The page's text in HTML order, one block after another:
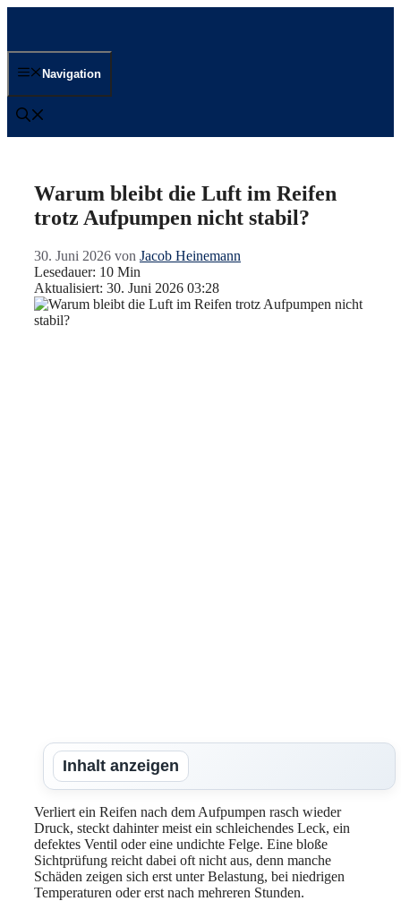
Navigation
Warum bleibt die Luft im Reifen
trotz Aufpumpen nicht stabil?
30. Juni 2026 von Jacob Heinemann
Lesedauer: 10 Min
Aktualisiert: 30. Juni 2026 03:28
Inhalt anzeigen
Verliert ein Reifen nach dem Aufpumpen rasch wieder
Druck, steckt dahinter meist ein schleichendes Leck, ein
defektes Ventil oder eine undichte Felge. Eine bloße
Sichtprüfung reicht dabei oft nicht aus, denn manche
Schäden zeigen sich erst unter Belastung, bei niedrigen
Temperaturen oder erst nach mehreren Stunden.